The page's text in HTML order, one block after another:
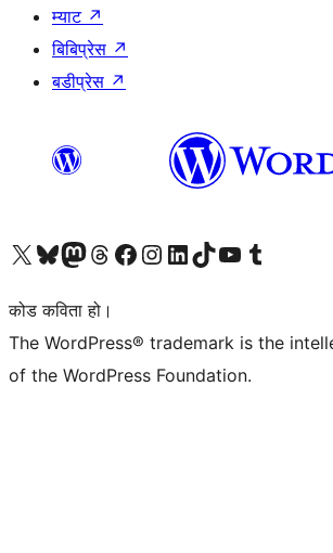
म्याट ↗
बिबिप्रेस ↗
बडीप्रेस ↗
हाम्रो X (पहिले ट्विटर) खातामा जानुहोस्
हाम्रो Bluesky खाता भ्रमण गर्नुहोस्
हाम्रो म्यास्टोडन खाता भ्रमण गर्नुहोस्
हाम्रो थ्रेड्स खातामा जानुहोस्
हाम्रो फेसबुक पेजमा जानुहोस्
हाम्रो इन्स्टाग्राम खातामा जानुहोस्
हाम्रो लिङ्क्डइन खातामा जानुहोस्
हाम्रो TikTok खाता भ्रमण गर्नुहोस्
हाम्रो युट्युब च्यानलमा जानुहोस्
हाम्रो टम्बलर खाता भ्रमण गर्नुहोस्
कोड कविता हो।
The WordPress® trademark is the
of the WordPress Foundation.